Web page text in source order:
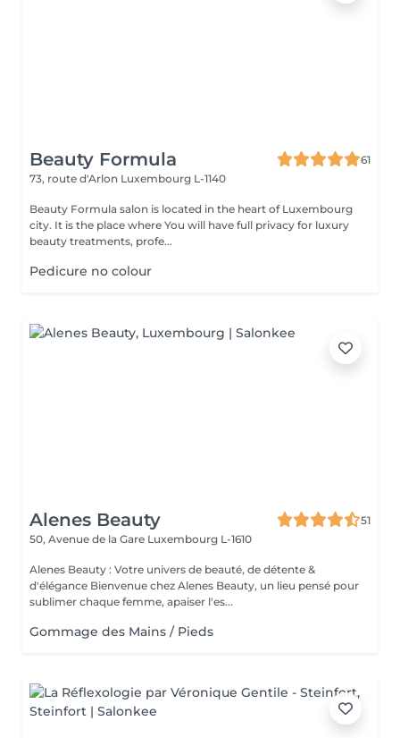
Beauty Formula
61
73, route d'Arlon Luxembourg L-1140
Beauty Formula salon is located in the heart of Luxembourg
city. It is the place where You will have full privacy for luxury
beauty treatments, profe...
Pedicure no colour
Alenes Beauty
51
50, Avenue de la Gare Luxembourg L-1610
Alenes Beauty : Votre univers de beauté, de détente &
d'élégance Bienvenue chez Alenes Beauty, un lieu pensé pour
sublimer chaque femme, apaiser l'es...
Gommage des Mains / Pieds